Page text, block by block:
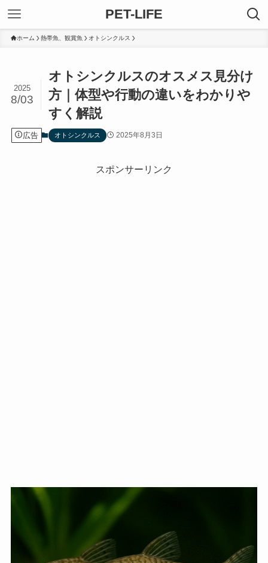
PET-LIFE
ホーム 熱帯魚、観賞魚 オトシンクルス
オトシンクルスのオスメス見分け
方｜体型や行動の違いをわかりや
すく解説
2025
8/03
広告 オトシンクルス 2025年8月3日
スポンサーリンク